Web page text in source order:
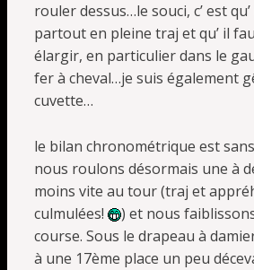
rouler dessus…le souci, c’ est
partout en pleine traj et qu’ il
élargir, en particulier dans le
fer à cheval…je suis également
cuvette…
le bilan chronométrique est
nous roulons désormais une à
moins vite au tour (traj et
culmulées!
) et nous
course. Sous le drapeau à
à une 17ème place un peu